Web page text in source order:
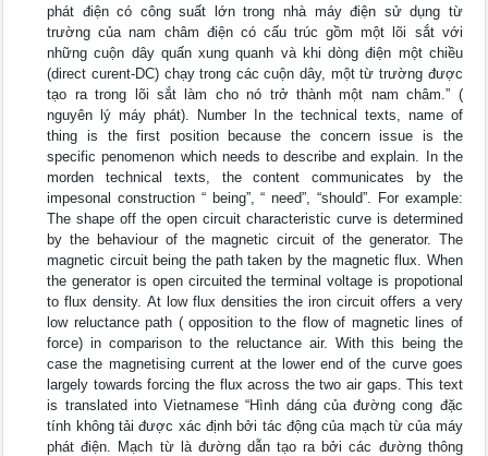
phát điện có công suất lớn trong nhà máy điện sử dụng từ
trường của nam châm điện có cấu trúc gồm một lõi sắt với
những cuộn dây quấn xung quanh và khi dòng điện một chiều
(direct curent-DC) chạy trong các cuộn dây, một từ trường được
tạo ra trong lõi sắt làm cho nó trở thành một nam châm.” (
nguyên lý máy phát). Number In the technical texts, name of
thing is the first position because the concern issue is the
specific penomenon which needs to describe and explain. In the
morden technical texts, the content communicates by the
impesonal construction “ being”, “ need”, “should”. For example:
The shape off the open circuit characteristic curve is determined
by the behaviour of the magnetic circuit of the generator. The
magnetic circuit being the path taken by the magnetic flux. When
the generator is open circuited the terminal voltage is propotional
to flux density. At low flux densities the iron circuit offers a very
low reluctance path ( opposition to the flow of magnetic lines of
force) in comparison to the reluctance air. With this being the
case the magnetising current at the lower end of the curve goes
largely towards forcing the flux across the two air gaps. This text
is translated into Vietnamese “Hình dáng của đường cong đặc
tính không tải được xác định bởi tác động của mạch từ của máy
phát điện. Mạch từ là đường dẫn tạo ra bởi các đường thông